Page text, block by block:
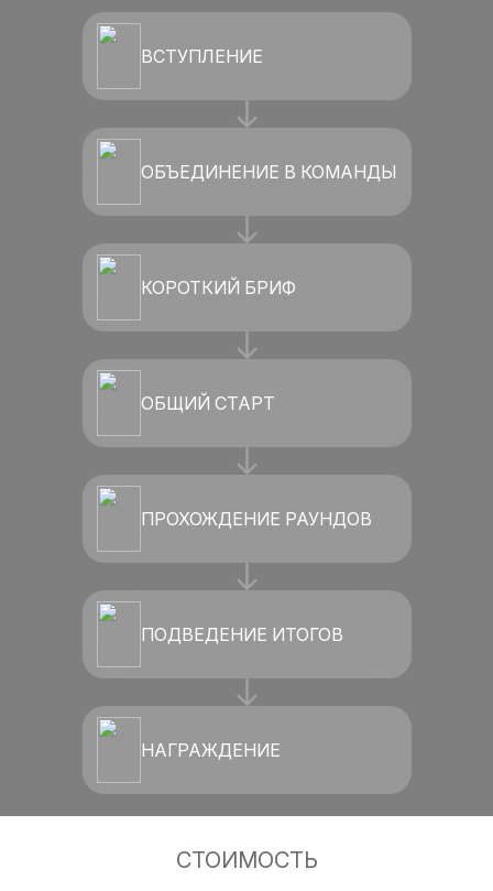
ВСТУПЛЕНИЕ
ОБЪЕДИНЕНИЕ В КОМАНДЫ
КОРОТКИЙ БРИФ
ОБЩИЙ СТАРТ
ПРОХОЖДЕНИЕ РАУНДОВ
ПОДВЕДЕНИЕ ИТОГОВ
НАГРАЖДЕНИЕ
СТОИМОСТЬ